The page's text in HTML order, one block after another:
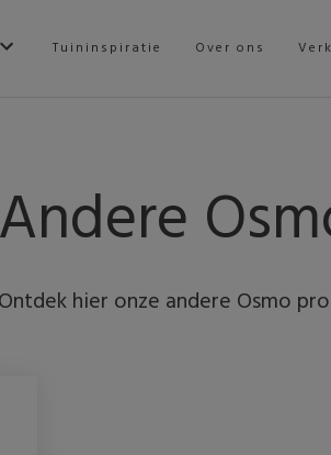
Tuininspiratie Over ons
Andere
Ontdek hier onze andere Osmo